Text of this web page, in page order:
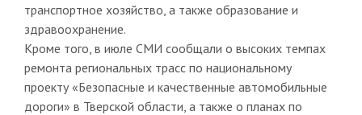
транспортное хозяйство, а также образование и
здравоохранение.
Кроме того, в июле СМИ сообщали о высоких темпах
ремонта региональных трасс по национальному
проекту «Безопасные и качественные автомобильные
дороги» в Тверской области, а также о планах по